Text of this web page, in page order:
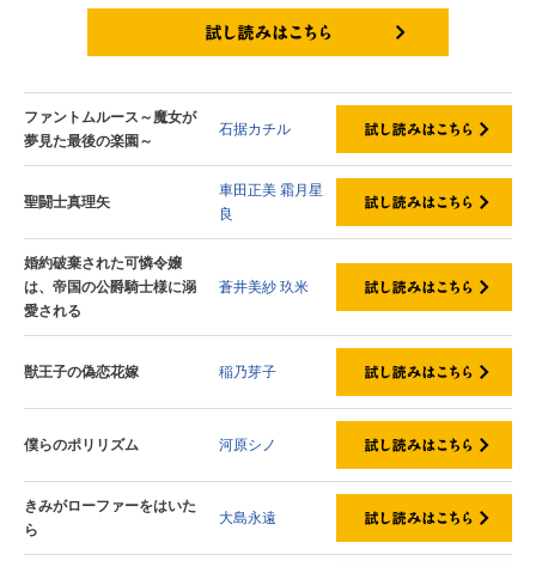
ファントムルース～魔女が
夢見た最後の楽園～
石据カチル
聖闘士真理矢
車田正美霜月星
良
婚約破棄された可憐令嬢
は、帝国の公爵騎士様に溺
愛される
蒼井美紗玖米
獣王子の偽恋花嫁 稲乃芽子
僕らのポリリズム 河原シノ
きみがローファーをはいた
ら
大島永遠